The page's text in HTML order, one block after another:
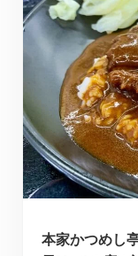
本家かつめし